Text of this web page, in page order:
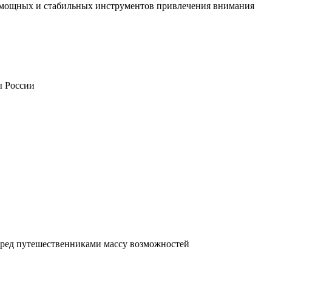
и стабильных инструментов привлечения внимания
России
путешественниками массу возможностей